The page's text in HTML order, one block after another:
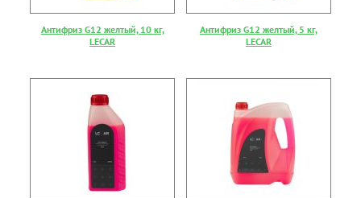
Антифриз G12 желтый, 10 кг,
LECAR
Антифриз G12 желтый, 5 кг,
LECAR